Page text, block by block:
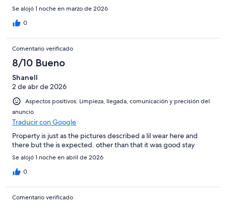
Se alojó 1 noche en marzo de 2026
0
Comentario verificado
8/10 Bueno
Shanell
2 de abr de 2026
Aspectos positivos: Limpieza, llegada, comunicación y precisión del
anuncio
Traducir con Google
Property is just as the pictures described a lil wear here and
there but the is expected. other than that it was good stay
Se alojó 1 noche en abril de 2026
0
Comentario verificado